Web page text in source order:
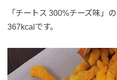
「チートス 300%チーズ味」
367kcalです。